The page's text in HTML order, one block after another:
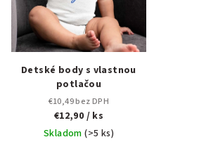
v
o
Detské body s vlastnou
potlačou
€10,49 bez DPH
€12,90 / ks
Skladom(>5 ks)